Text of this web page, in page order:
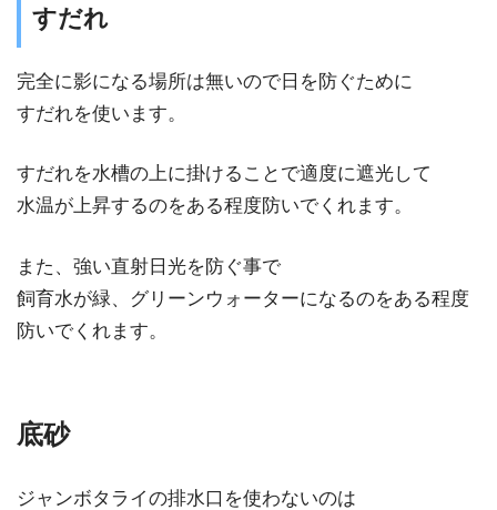
すだれ
完全に影になる場所は無いので日を防ぐために
すだれを使います。
すだれを水槽の上に掛けることで適度に遮光して
水温が上昇するのをある程度防いでくれます。
また、強い直射日光を防ぐ事で
飼育水が緑、グリーンウォーターになるのをある程度
防いでくれます。
底砂
ジャンボタライの排水口を使わないのは